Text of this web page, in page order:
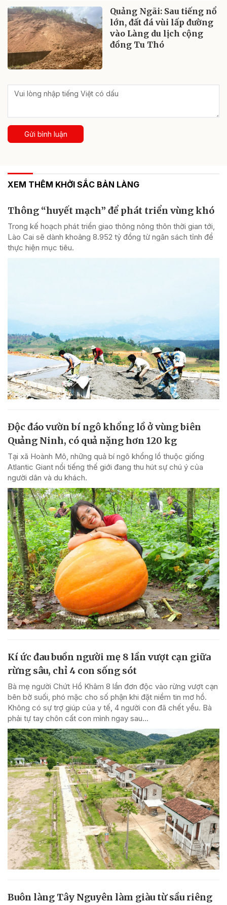
Quảng Ngãi: Sau tiếng nổ
lớn, đất đá vùi lấp đường
vào Làng du lịch cộng
đồng Tu Thó
Gửi bình luận
XEM THÊM KHỞI SẮC BẢN LÀNG
Thông “huyết mạch” để phát triển vùng khó
Trong kế hoạch phát triển giao thông nông thôn thời gian tới,
Lào Cai sẽ dành khoảng 8.952 tỷ đồng từ ngân sách tỉnh để
thực hiện mục tiêu.
Độc đáo vườn bí ngô khổng lồ ở vùng biên
Quảng Ninh, có quả nặng hơn 120 kg
Tại xã Hoành Mô, những quả bí ngô khổng lồ thuộc giống
Atlantic Giant nổi tiếng thế giới đang thu hút sự chú ý của
người dân và du khách.
Kí ức đau buồn người mẹ 8 lần vượt cạn giữa
rừng sâu, chỉ 4 con sống sót
Bà mẹ người Chứt Hồ Khâm 8 lần đơn độc vào rừng vượt cạn
bên bờ suối, phó mặc cho số phận khi đặt niềm tin mơ hồ.
Không có sự trợ giúp của y tế, 4 người con đã chết yểu. Bà
phải tự tay chôn cất con mình ngay sau...
Buôn làng Tây Nguyên làm giàu từ sầu riêng